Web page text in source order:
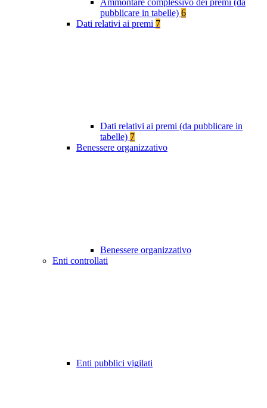
Ammontare complessivo dei premi (da
pubblicare in tabelle) 6
Dati relativi ai premi 7
Dati relativi ai premi (da pubblicare in
tabelle) 7
Benessere organizzativo
Benessere organizzativo
Enti controllati
Enti pubblici vigilati